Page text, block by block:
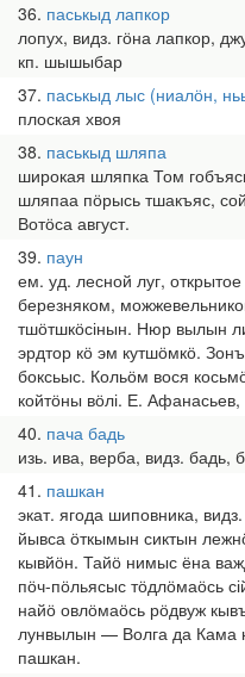
36 паськыд лапкор
лопух, видз. гӧна лапкор,
кп. шышыбар
37 паськыд лыс (ниалӧн,
плоская хвоя
38 паськыд шляпа
широкая шляпка Том
шляпаа пӧрысь тшакъяс,
Вотӧса август.
39 паун
ем. уд. лесной луг,
березняком,
тшӧтшкӧсінын. Нюр вылын
эрдтор кӧ эм кутшӧмкӧ.
боксьыс. Кольӧм вося
койтӧны вӧлі. Е.
40 пача бадь
изь. ива, верба, видз. бадь,
41 пашкан
экат. ягода шиповника,
йывса ӧткымын сиктын
кывйӧн. Тайӧ нимыс ёна
пӧч-пӧльясыс тӧдлӧмаӧсь
найӧ овлӧмаӧсь рӧдвуж
лунвылын — Волга да Кама
пашкан.